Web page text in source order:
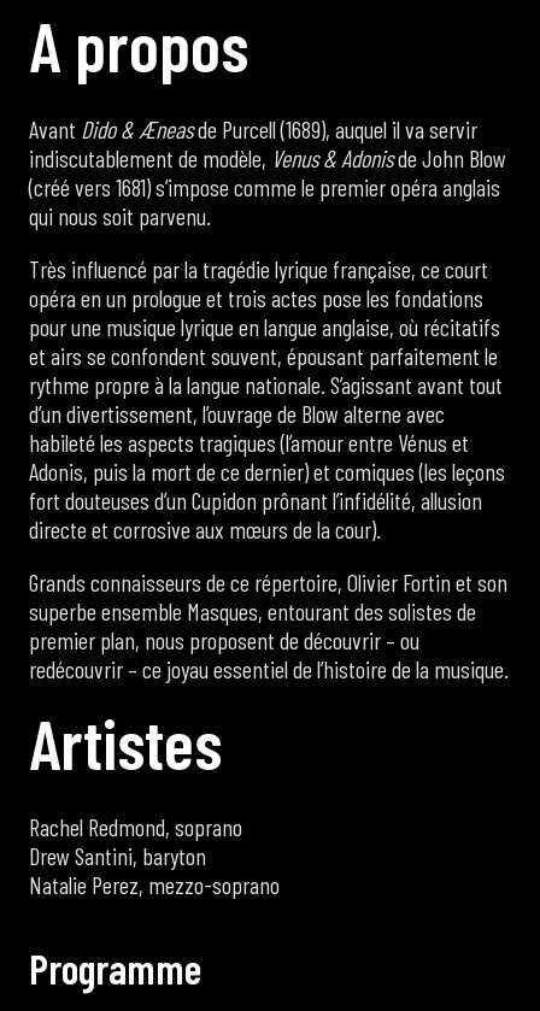
La salle
L’événementiel
Les contacts
A propos
Avant Dido & Æneasde Purcell (1689), auquel il va servir
indiscutablement de modèle, Venus & Adonisde John Blow
(créé vers 1681) s’impose comme le premier opéra anglais
qui nous soit parvenu.
Très influencé par la tragédie lyrique française, ce court
opéra en un prologue et trois actes pose les fondations
pour une musique lyrique en langue anglaise, où récitatifs
et airs se confondent souvent, épousant parfaitement le
rythme propre à la langue nationale. S’agissant avant tout
d’un divertissement, l’ouvrage de Blow alterne avec
habileté les aspects tragiques (l’amour entre Vénus et
Adonis, puis la mort de ce dernier) et comiques (les leçons
fort douteuses d’un Cupidon prônant l’infidélité, allusion
directe et corrosive aux mœurs de la cour).
Grands connaisseurs de ce répertoire, Olivier Fortin et son
superbe ensemble Masques, entourant des solistes de
premier plan, nous proposent de découvrir – ou
redécouvrir – ce joyau essentiel de l’histoire de la musique.
Artistes
Rachel Redmond, soprano
Drew Santini, baryton
Natalie Perez, mezzo-soprano
Programme